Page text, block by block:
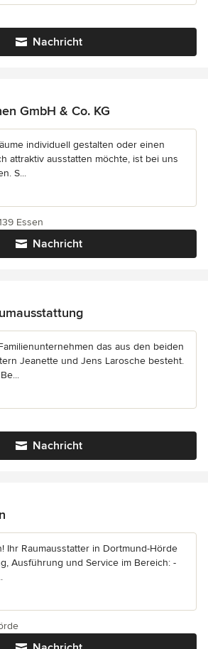
Nachricht
GmbH & Co. KG
individuell gestalten oder einen
attraktiv ausstatten möchte, ist bei uns
S...
Nachricht
Essen
das aus den beiden
Jeanette und Jens Larosche besteht.
Nachricht
Ihr Raumausstatter in Dortmund-Hörde
Ausführung und Service im Bereich: -